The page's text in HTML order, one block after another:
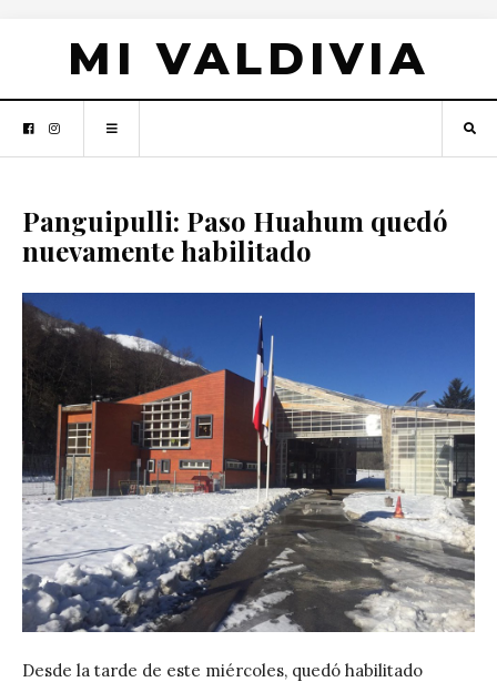
MI VALDIVIA
Panguipulli: Paso Huahum quedó
nuevamente habilitado
Desde la tarde de este miércoles, quedó habilitado